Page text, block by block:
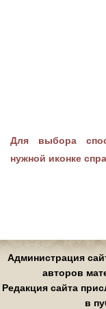
Для выбора
нужной иконке
Администрация
авторов
Редакция сайта
в